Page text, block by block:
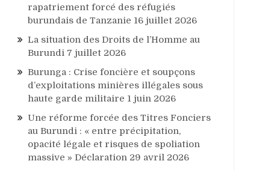
rapatriement forcé des réfugiés
burundais de Tanzanie 16 juillet 2026
La situation des Droits de l’Homme au
Burundi 7 juillet 2026
Burunga : Crise foncière et soupçons
d’exploitations minières illégales sous
haute garde militaire 1 juin 2026
Une réforme forcée des Titres Fonciers
au Burundi : « entre précipitation,
opacité légale et risques de spoliation
massive » Déclaration 29 avril 2026